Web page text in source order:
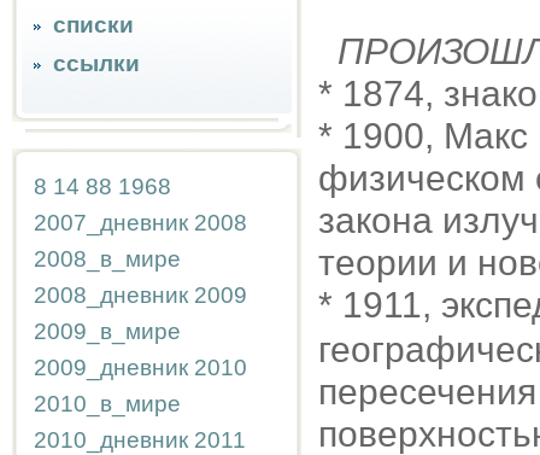
списки
ссылки
8 14 88 1968
2007_дневник 2008
2008_в_мире
2008_дневник 2009
2009_в_мире
2009_дневник 2010
2010_в_мире
2010_дневник 2011
* 1874,
* 1900,
физическом
закона
теории и
* 1911,